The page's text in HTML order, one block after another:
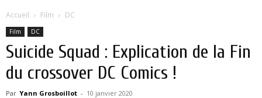
Accueil Film DC
Film DC
Suicide Squad : Explication de la Fin
du crossover DC Comics !
Par Yann Grosboillot - 10 janvier 2020